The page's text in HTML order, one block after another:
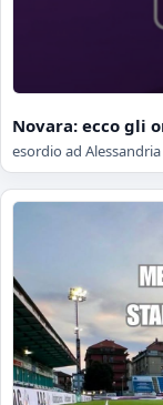
Novara: ecco gli
esordio ad